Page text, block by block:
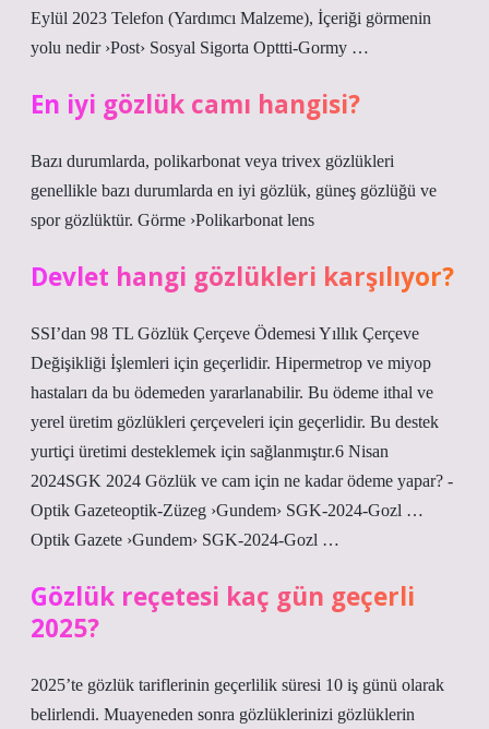
Eylül 2023 Telefon (Yardımcı Malzeme), İçeriği görmenin
yolu nedir ›Post› Sosyal Sigorta Opttti-Gormy …
En iyi gözlük camı hangisi?
Bazı durumlarda, polikarbonat veya trivex gözlükleri
genellikle bazı durumlarda en iyi gözlük, güneş gözlüğü ve
spor gözlüktür. Görme ›Polikarbonat lens
Devlet hangi gözlükleri karşılıyor?
SSI’dan 98 TL Gözlük Çerçeve Ödemesi Yıllık Çerçeve
Değişikliği İşlemleri için geçerlidir. Hipermetrop ve miyop
hastaları da bu ödemeden yararlanabilir. Bu ödeme ithal ve
yerel üretim gözlükleri çerçeveleri için geçerlidir. Bu destek
yurtiçi üretimi desteklemek için sağlanmıştır.6 Nisan
2024SGK 2024 Gözlük ve cam için ne kadar ödeme yapar? -
Optik Gazeteoptik-Züzeg ›Gundem› SGK-2024-Gozl …
Optik Gazete ›Gundem› SGK-2024-Gozl …
Gözlük reçetesi kaç gün geçerli
2025?
2025’te gözlük tariflerinin geçerlilik süresi 10 iş günü olarak
belirlendi. Muayeneden sonra gözlüklerinizi gözlüklerin